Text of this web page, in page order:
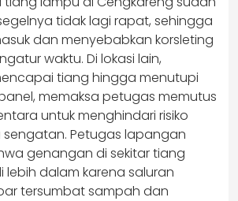
tidak lagi rapat, sehingga
dan menyebabkan korsleting
waktu. Di lokasi lain,
tiang hingga menutupi
memaksa petugas memutus
untuk menghindari risiko
Petugas lapangan
genangan di sekitar tiang
lebih dalam karena saluran
tersumbat sampah dan